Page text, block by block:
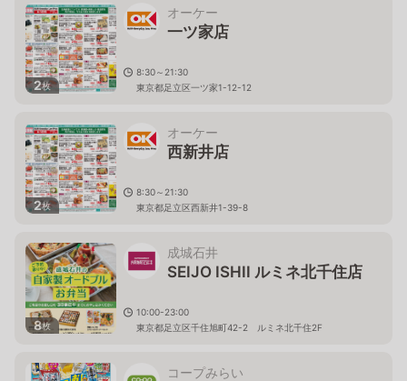
2枚
オーケー
一ツ家店
8:30～21:30
東京都足立区一ツ家1-12-12
2枚
オーケー
西新井店
8:30～21:30
東京都足立区西新井1-39-8
8枚
成城石井
SEIJO ISHII ルミネ北千住店
10:00-23:00
東京都足立区千住旭町42-2 ルミネ北千住2F
コープみらい